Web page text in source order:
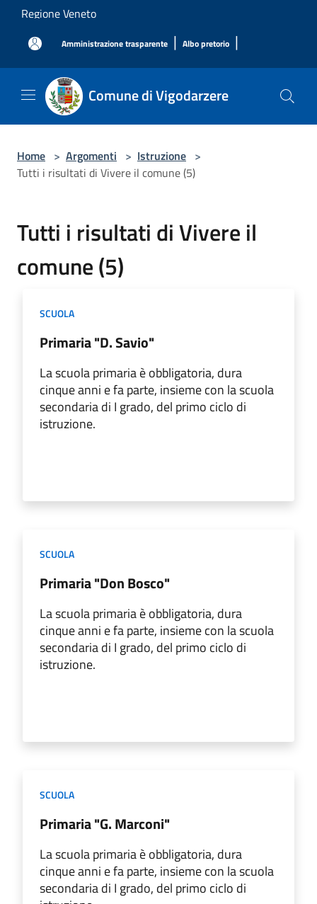
Salta al contenuto principale
Regione Veneto
Amministrazione trasparente | Albo pretorio |
Comune di Vigodarzere
Home > Argomenti > Istruzione >
Tutti i risultati di Vivere il comune (5)
Tutti i risultati di Vivere il
comune (5)
SCUOLA
Primaria "D. Savio"
La scuola primaria è obbligatoria, dura
cinque anni e fa parte, insieme con la scuola
secondaria di I grado, del primo ciclo di
istruzione.
SCUOLA
Primaria "Don Bosco"
La scuola primaria è obbligatoria, dura
cinque anni e fa parte, insieme con la scuola
secondaria di I grado, del primo ciclo di
istruzione.
SCUOLA
Primaria "G. Marconi"
La scuola primaria è obbligatoria, dura
cinque anni e fa parte, insieme con la scuola
secondaria di I grado, del primo ciclo di